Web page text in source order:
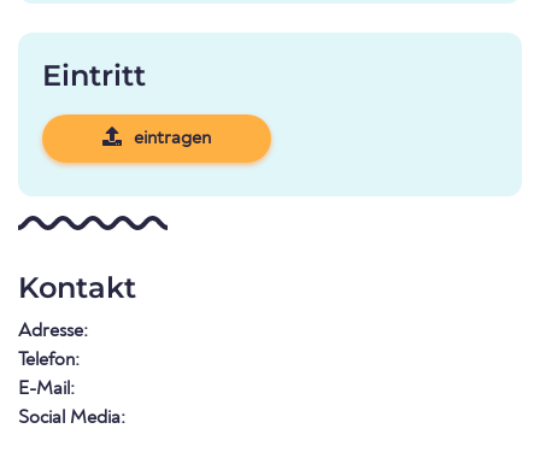
Eintritt
eintragen
Kontakt
Adresse:
Telefon:
E-Mail:
Social Media: